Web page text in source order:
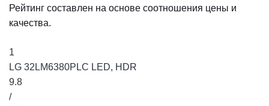
Рейтинг составлен на основе соотношения цены и
качества.
1
LG 32LM6380PLC LED, HDR
9.8
/